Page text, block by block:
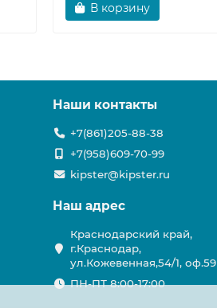
В корзину
Наши контакты
+7(861)205-88-38
+7(958)609-70-99
kipster@kipster.ru
Наш адрес
Краснодарский край,
г.Краснодар,
ул.Кожевенная,54/1, оф.59
ПН-ПТ 8:00-17:00